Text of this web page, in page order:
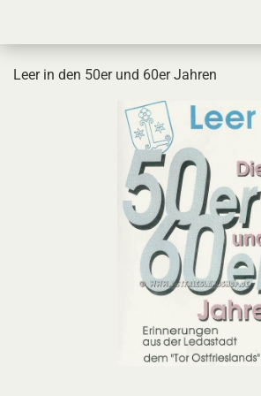
Leer in den 50er und 60er Jahren